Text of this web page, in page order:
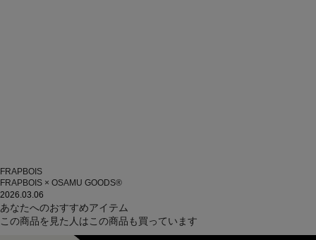
FRAPBOIS
FRAPBOIS × OSAMU GOODS®
2026.03.06
あなたへのおすすめアイテム
この商品を見た人はこの商品も買っています